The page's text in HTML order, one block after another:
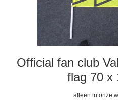
Official fan club
flag 70 x
alleen in onze